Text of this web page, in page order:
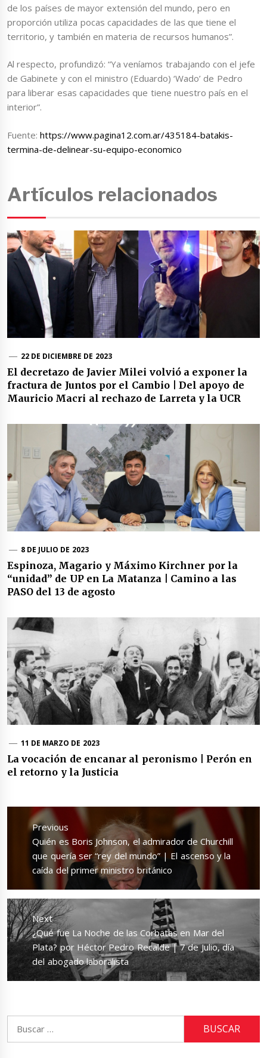
de los países de mayor extensión del mundo, pero en
proporción utiliza pocas capacidades de las que tiene el
territorio, y también en materia de recursos humanos”.
Al respecto, profundizó: “Ya veníamos trabajando con el jefe
de Gabinete y con el ministro (Eduardo) ‘Wado’ de Pedro
para liberar esas capacidades que tiene nuestro país en el
interior”.
Fuente:https://www.pagina12.com.ar/435184-batakis-
termina-de-delinear-su-equipo-economico
Artículos relacionados
22 DE DICIEMBRE DE 2023
El decretazo de Javier Milei volvió a exponer la
fractura de Juntos por el Cambio | Del apoyo de
Mauricio Macri al rechazo de Larreta y la UCR
8 DE JULIO DE 2023
Espinoza, Magario y Máximo Kirchner por la
“unidad” de UP en La Matanza | Camino a las
PASO del 13 de agosto
11 DE MARZO DE 2023
La vocación de encanar al peronismo | Perón en
el retorno y la Justicia
Navegación
entradas
Previous
Previous
post:
Quién es Boris Johnson, el admirador de Churchill
que quería ser “rey del mundo” | El ascenso y la
caída del primer ministro británico
Next
Next
post:
¿Qué fue La Noche de las Corbatas en Mar del
Plata? por Héctor Pedro Recalde | 7 de Julio, día
del abogado laboralista